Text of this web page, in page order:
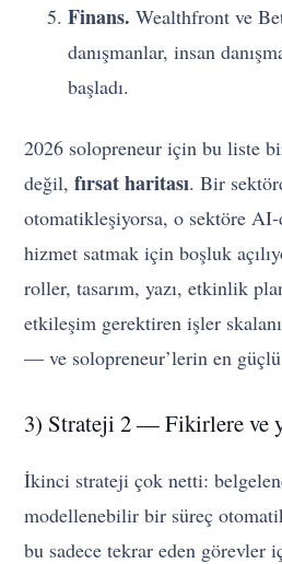
Finans. Wealthfront ve
danışmanlar, insan
başladı.
2026 solopreneur için bu liste
değil,fırsat haritası. Bir
otomatikleşiyorsa, o sektöre
hizmet satmak için boşluk
roller, tasarım, yazı, etkinlik
etkileşim gerektiren işler
— ve solopreneur’lerin en
3) Strateji 2 — Fikirlere ve
İkinci strateji çok netti:
modellenebilir bir süreç
bu sadece tekrar eden